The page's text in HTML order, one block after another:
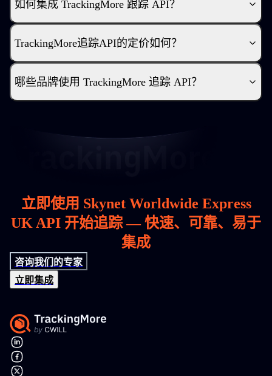
如何集成 TrackingMore 跟踪 API？
TrackingMore追踪API的定价如何？
哪些品牌使用 TrackingMore 追踪 API？
立即使用 Skynet Worldwide Express
UK API 开始追踪 — 快速、可靠、易于
集成
咨询我们的专家
立即集成